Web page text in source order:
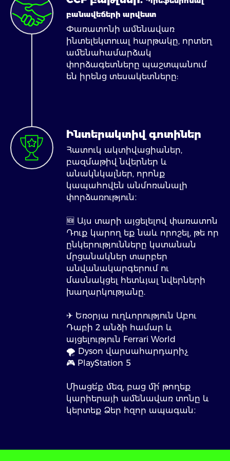
բանավեճերի արվեստ
Փառատոնի ամենավառ
ինտելեկտուալ hարթակը, որտեղ
ամենահամարձակ
փորձագետները պաշտպանում
են իրենց տեսակետները:
Ինտերակտիվ գոտիներ
Հատուկ ակտիվացիաներ,
բազմաթիվ նվերներ և
անակնկալներ, որոնք
կապահովեն անմոռանալի
փորձառություն։
🆕 Այս տարի այցելելով փառատոն
Դուք կարող եք նաև որոշել, թե որ
ընկերությունները կստանան
մրցանակներ տարբեր
անվանակարգերում ու
մասնակցել հետևյալ նվերների
խաղարկությանը.
✈ Եռօրյա ուղևորություն Աբու
Դաբի 2 անձի համար և
այցելություն Ferrari World
🌪 Dyson վարսահարդարիչ
🎮 PlayStation 5
Միացե՛ք մեզ, բաց մի՛ թողեք
կարիերայի ամենավառ տոնը և
կերտեք Ձեր հզոր ապագան։